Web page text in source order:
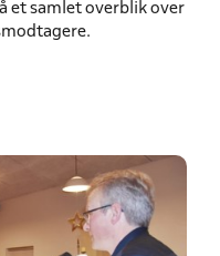
et samlet overblik over